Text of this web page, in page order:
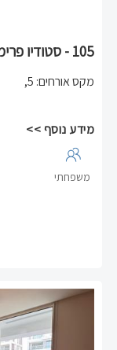
105 - סטודיו פרימיום עם מרפסת
מקס אורחים:
5
,
מידע נוסף >>
משפחתי